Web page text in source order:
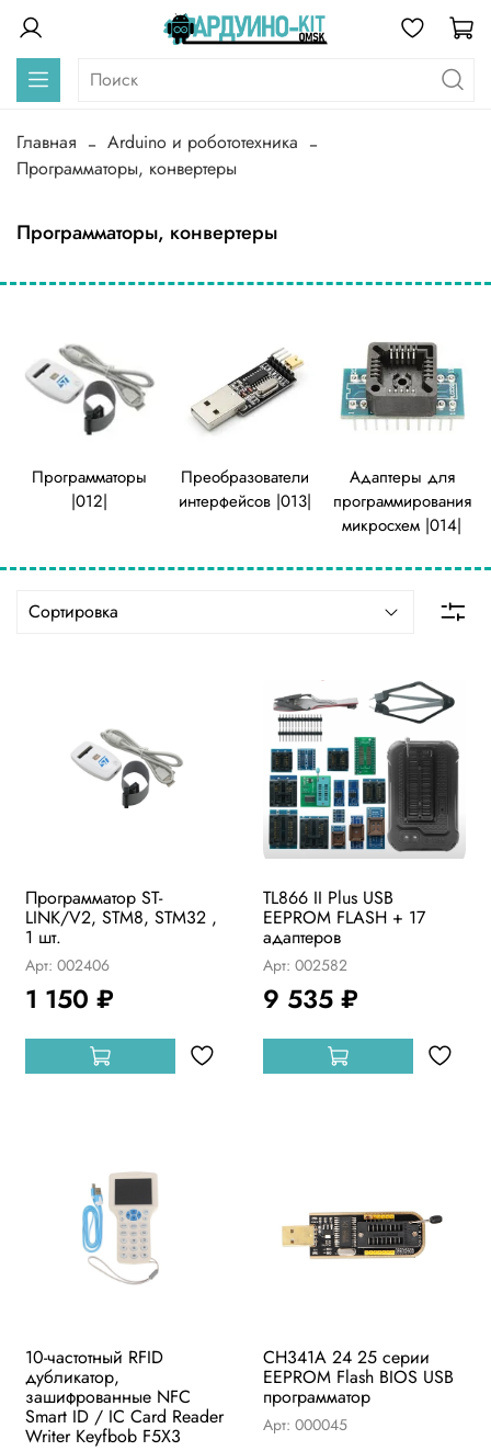
Главная
Arduino и робототехника
Программаторы, конвертеры
Программаторы, конвертеры
Программаторы
|012|
Преобразователи
интерфейсов |013|
Адаптеры для
программирования
микросхем |014|
Программатор ST-
LINK/V2, STM8, STM32 ,
1 шт.
Арт: 002406
1 150 ₽
TL866 II Plus USB
EEPROM FLASH + 17
адаптеров
Арт: 002582
9 535 ₽
10-частотный RFID
дубликатор,
зашифрованные NFC
Smart ID / IC Card Reader
Writer Keyfbob F5X3
CH341A 24 25 серии
EEPROM Flash BIOS USB
программатор
Арт: 000045